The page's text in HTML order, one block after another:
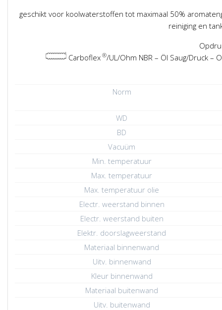
geschikt voor koolwaterstoffen tot maximaal 50%
reiniging en
Carboflex ®/UL/Ohm NBR – Öl Saug/Druck –
Norm
WD
BD
Vacuüm
Min. temperatuur
Max. temperatuur
Max. temperatuur olie
Electr. weerstand binnen
Electr. weerstand buiten
Elektr. doorslagweerstand
Materiaal binnenwand
Uitv. binnenwand
Kleur binnenwand
Materiaal buitenwand
Uitv. buitenwand